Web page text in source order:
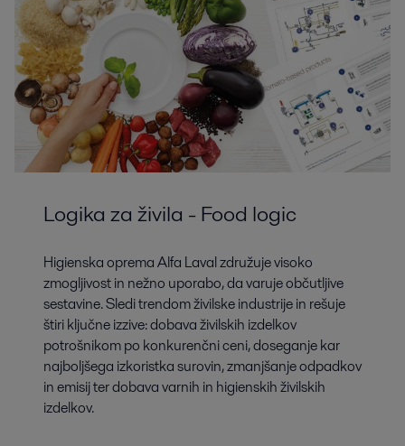
Logika za živila - Food logic
Higienska oprema Alfa Laval združuje visoko
zmogljivost in nežno uporabo, da varuje občutljive
sestavine. Sledi trendom živilske industrije in rešuje
štiri ključne izzive: dobava živilskih izdelkov
potrošnikom po konkurenčni ceni, doseganje kar
najboljšega izkoristka surovin, zmanjšanje odpadkov
in emisij ter dobava varnih in higienskih živilskih
izdelkov.